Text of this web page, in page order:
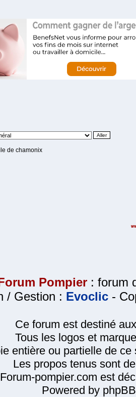
de chamonix
Pompier : forum
/ Gestion : Evoclic -
Ce forum est destiné
Tous les logos et
entière ou partielle de
Les propos tenus sont
Forum-pompier.com est
Powered by